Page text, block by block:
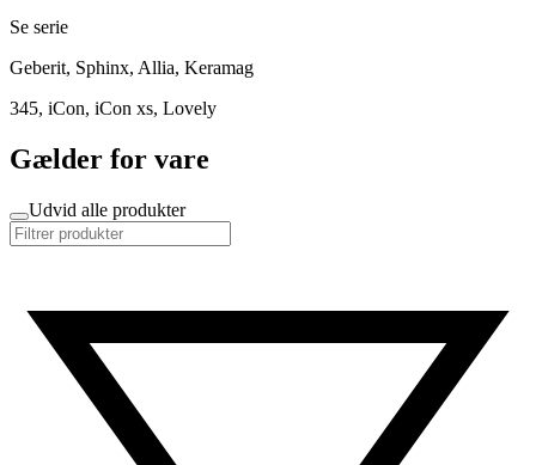
Se serie
Geberit, Sphinx, Allia, Keramag
345, iCon, iCon xs, Lovely
Gælder for vare
Udvid alle produkter